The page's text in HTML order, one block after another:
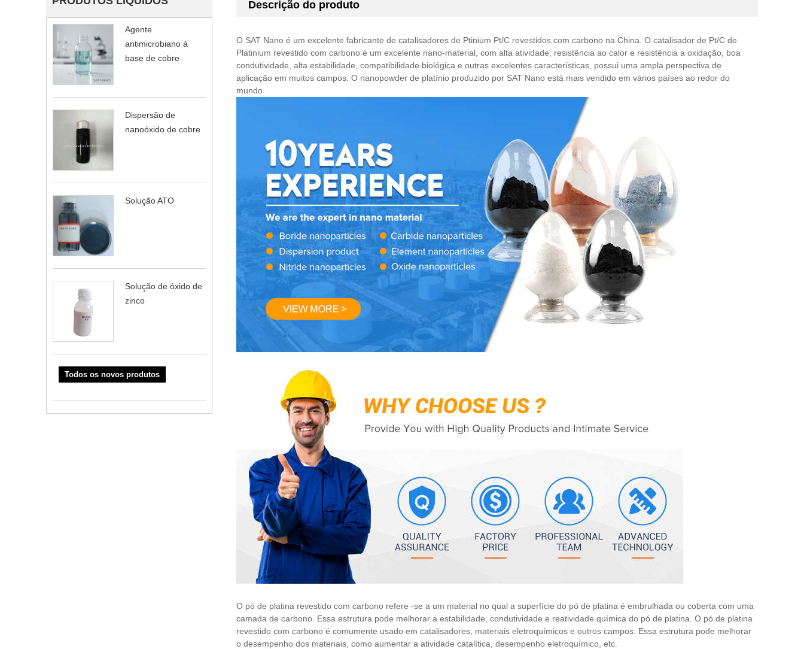
Agente
antimicrobiano à
base de cobre
Dispersão de
nanoóxido de cobre
Solução ATO
Solução de óxido de
zinco
Todos os novos produtos
Descrição do produto
O SAT Nano é um excelente fabricante de catalisadores de Ptinium Pt/C revestidos com carbono na China. O catalisador de Pt/C de
Platinium revestido com carbono é um excelente nano-material, com alta atividade, resistência ao calor e resistência a oxidação, boa
condutividade, alta estabilidade, compatibilidade biológica e outras excelentes características, possui uma ampla perspectiva de
aplicação em muitos campos. O nanopowder de platínio produzido por SAT Nano está mais vendido em vários países ao redor do
mundo.
O pó de platina revestido com carbono refere -se a um material no qual a superfície do pó de platina é embrulhada ou coberta com uma
camada de carbono. Essa estrutura pode melhorar a estabilidade, condutividade e reatividade química do pó de platina. O pó de platina
revestido com carbono é comumente usado em catalisadores, materiais eletroquímicos e outros campos. Essa estrutura pode melhorar
o desempenho dos materiais, como aumentar a atividade catalítica, desempenho eletroquímico, etc.